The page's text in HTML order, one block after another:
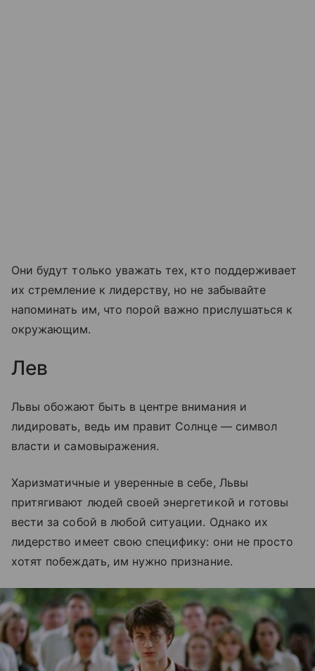
Они будут только уважать тех, кто поддерживает
их стремление к лидерству, но не забывайте
напоминать им, что порой важно прислушаться к
окружающим.
Лев
Львы обожают быть в центре внимания и
лидировать, ведь им правит Солнце — символ
власти и самовыражения.
Харизматичные и уверенные в себе, Львы
притягивают людей своей энергетикой и готовы
вести за собой в любой ситуации. Однако их
лидерство имеет свою специфику: они не просто
хотят побеждать, им нужно признание.